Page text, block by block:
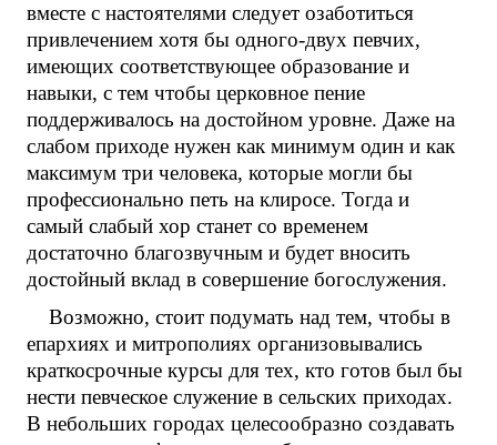
вместе с настоятелями следует озаботиться
привлечением хотя бы одного-двух певчих,
имеющих соответствующее образование и
навыки, с тем чтобы церковное пение
поддерживалось на достойном уровне. Даже на
слабом приходе нужен как минимум один и как
максимум три человека, которые могли бы
профессионально петь на клиросе. Тогда и
самый слабый хор станет со временем
достаточно благозвучным и будет вносить
достойный вклад в совершение богослужения.
Возможно, стоит подумать над тем, чтобы в
епархиях и митрополиях организовывались
краткосрочные курсы для тех, кто готов был бы
нести певческое служение в сельских приходах.
В небольших городах целесообразно создавать